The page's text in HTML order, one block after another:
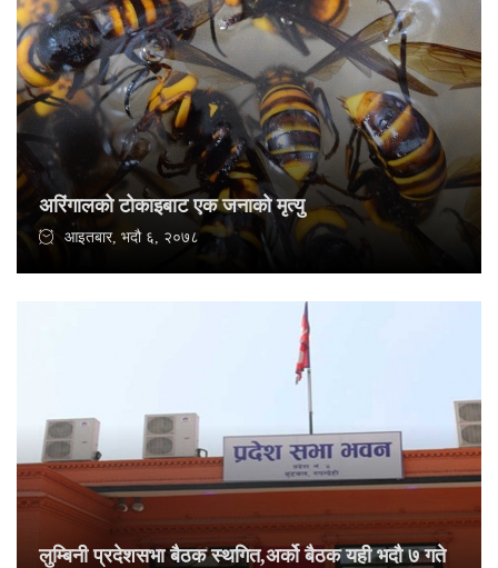
अरिंगालको टोकाइबाट एक जनाको मृत्यु
आइतबार, भदौ ६, २०७८
लुम्बिनी प्रदेशसभा बैठक स्थगित,अर्को बैठक यही भदौ ७ गते